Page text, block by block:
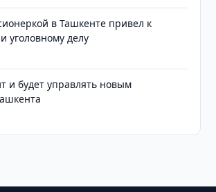
в Ташкенте привел к
уголовному делу
и будет управлять новым